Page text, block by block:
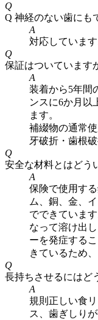
Q
Q 神経のない歯にも
A
対応しています
Q
保証はついています
A
装着から5年間
ンスに6か月以
ます。
補綴物の通常
牙破折・歯根
Q
安全な材料とはどう
A
保険で使用す
ム、銅、金、
でできていま
なって溶け出
ーを発症する
きているため
Q
長持ちさせるにはど
A
規則正しい食
ス、歯ぎしり